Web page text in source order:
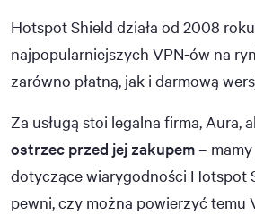
Hotspot Shield działa od 2008
najpopularniejszych VPN-ów na
zarówno płatną, jak i darmową
Za usługą stoi legalna firma, Aura,
ostrzec przed jej zakupem –
dotyczące wiarygodności Hotspot
pewni, czy można powierzyć temu